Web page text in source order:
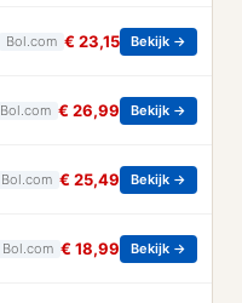
Bol.com € 23,15 Bekijk →
Bol.com € 26,99 Bekijk →
Bol.com € 25,49 Bekijk →
Bol.com € 18,99 Bekijk →